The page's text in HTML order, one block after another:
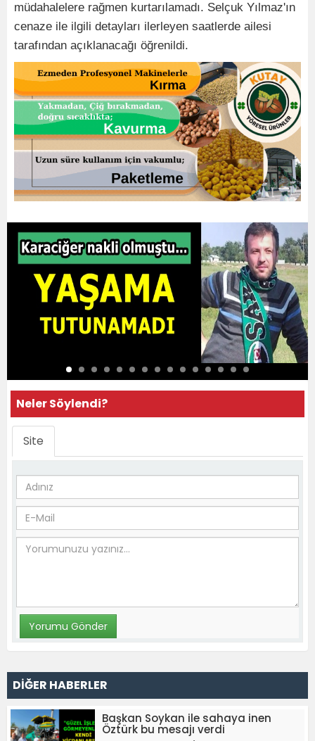
müdahalelere rağmen kurtarılamadı. Selçuk Yılmaz'ın
cenaze ile ilgili detayları ilerleyen saatlerde ailesi
tarafından açıklanacağı öğrenildi.
Neler Söylendi?
Site
DİĞER HABERLER
Başkan Soykan ile sahaya inen
Öztürk bu mesajı verdi